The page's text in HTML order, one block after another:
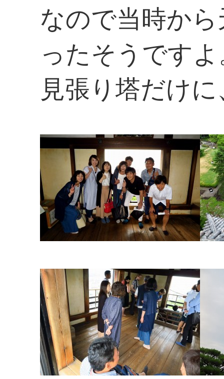
なので当時か
ったそうです
見張り塔だけ